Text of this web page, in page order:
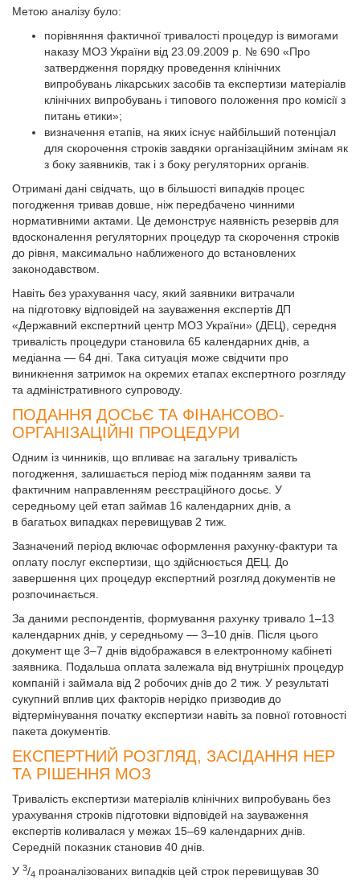
Метою аналізу було:
порівняння фактичної тривалості процедур із вимогами
наказу МОЗ України від 23.09.2009 р. № 690 «Про
затвердження порядку проведення клінічних
випробувань лікарських засобів та експертизи матеріалів
клінічних випробувань і типового положення про комісії з
питань етики»;
визначення етапів, на яких існує найбільший потенціал
для скорочення строків завдяки організаційним змінам як
з боку заявників, так і з боку регуляторних органів.
Отримані дані свідчать, що в більшості випадків процес
погодження тривав довше, ніж передбачено чинними
нормативними актами. Це демонструє наявність резервів для
вдосконалення регуляторних процедур та скорочення строків
до рівня, максимально наближеного до встановлених
законодавством.
Навіть без урахування часу, який заявники витрачали
на підготовку відповідей на зауваження експертів ДП
«Державний експертний центр МОЗ України» (ДЕЦ), середня
тривалість процедури становила 65 календарних днів, а
медіанна — 64 дні. Така ситуація може свідчити про
виникнення затримок на окремих етапах експертного розгляду
та адміністративного супроводу.
ПОДАННЯ ДОСЬЄ ТА ФІНАНСОВО-
ОРГАНІЗАЦІЙНІ ПРОЦЕДУРИ
Одним із чинників, що впливає на загальну тривалість
погодження, залишається період між поданням заяви та
фактичним направленням реєстраційного досьє. У
середньому цей етап займав 16 календарних днів, а
в багатьох випадках перевищував 2 тиж.
Зазначений період включає оформлення рахунку-фактури та
оплату послуг експертизи, що здійснюється ДЕЦ. До
завершення цих процедур експертний розгляд документів не
розпочинається.
За даними респондентів, формування рахунку тривало 1–13
календарних днів, у середньому — 3–10 днів. Після цього
документ ще 3–7 днів відображався в електронному кабінеті
заявника. Подальша оплата залежала від внутрішніх процедур
компаній і займала від 2 робочих днів до 2 тиж. У результаті
сукупний вплив цих факторів нерідко призводив до
відтермінування початку експертизи навіть за повної готовності
пакета документів.
ЕКСПЕРТНИЙ РОЗГЛЯД, ЗАСІДАННЯ НЕР
ТА РІШЕННЯ МОЗ
Тривалість експертизи матеріалів клінічних випробувань без
урахування строків підготовки відповідей на зауваження
експертів коливалася у межах 15–69 календарних днів.
Середній показник становив 40 днів.
У 3/4 проаналізованих випадків цей строк перевищував 30